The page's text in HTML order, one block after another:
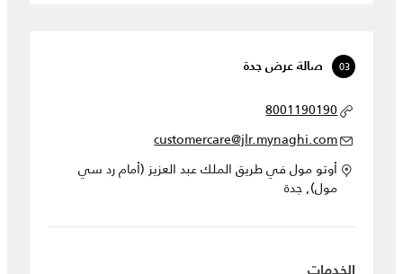
03 صالة عرض جدة
8001190190
customercare@jlr.mynaghi.com
أوتو مول في طريق الملك عبد العزيز (أمام رد سي
مول), جدة
الخدمات